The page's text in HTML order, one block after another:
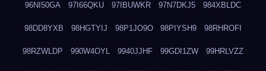
96NI50GA 97I66QKU 97IBUWKR 97N7DKJ5 984XBLDC
98DD8YXB 98HGTYIJ 98P1JO9O 98PIYSH9 98RHROFI
98RZWLDP 990W4OYL 9940JJHF 99GDI1ZW 99HRLVZZ